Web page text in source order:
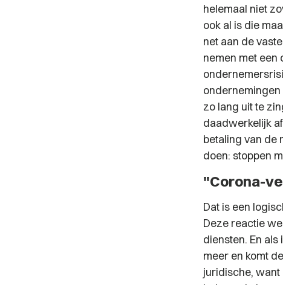
helemaal niet
ook al is die
net aan de
nemen met
zo lang uit te
daadwerkelijk
betaling van de
doen: stoppen
"Corona-
Dat is een
Deze reactie
diensten. En
meer en komt
juridische, want